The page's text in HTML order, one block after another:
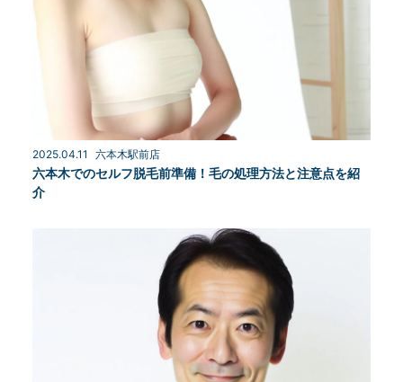
2025.04.11 六本木駅前店
六本木でのセルフ脱毛前準備！毛の処理方法と注意点を紹
介